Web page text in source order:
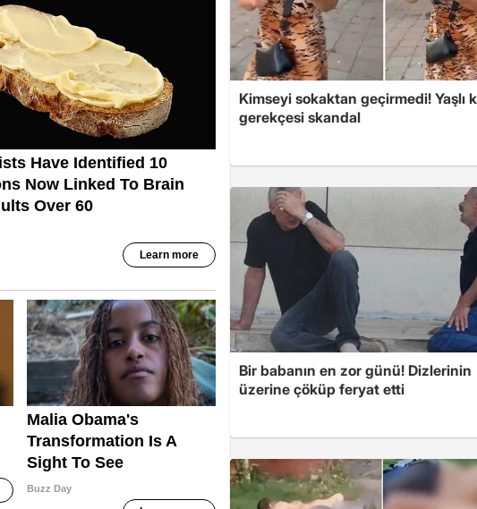
Kimseyi sokaktan geçirmedi! Yaşlı
gerekçesi skandal
Bir babanın en zor günü! Dizlerinin
üzerine çöküp feryat etti